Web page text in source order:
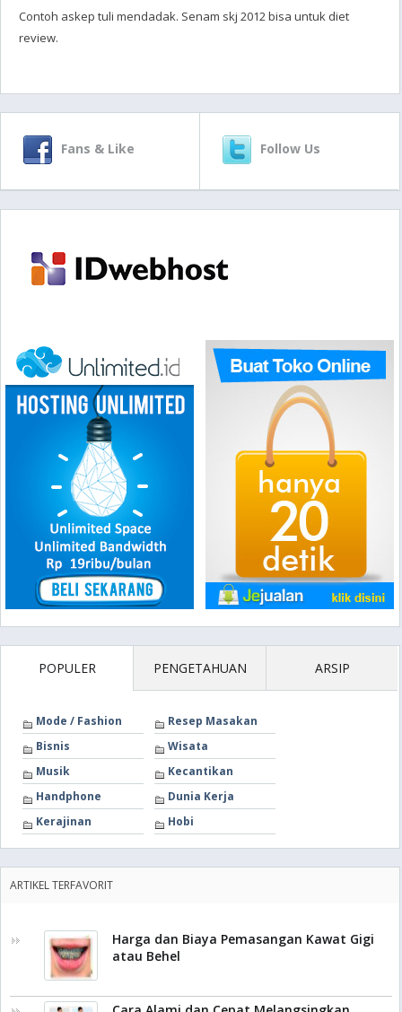
Contoh askep tuli mendadak. Senam skj 2012 bisa untuk diet
review.
Fans & Like Follow Us
POPULER PENGETAHUAN ARSIP
Mode / Fashion
Resep Masakan
Bisnis
Wisata
Musik
Kecantikan
Handphone
Dunia Kerja
Kerajinan
Hobi
ARTIKEL TERFAVORIT
Harga dan Biaya Pemasangan Kawat Gigi
atau Behel